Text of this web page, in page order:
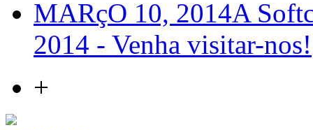
MARçO 10, 2014A
2014 - Venha visitar-nos!
+